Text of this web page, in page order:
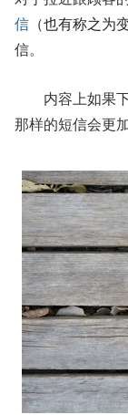
信 （也有称之为
信。
内容上如果
那样的短信会更